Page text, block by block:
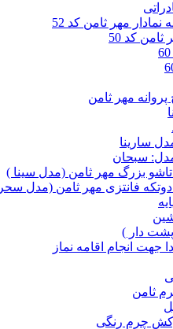
مهر ثامن کد 52
کد 50
مهر ثامن
سارینا
سبحان
بزرگ مهر ثامن (مدل سینا )
فانتزی مهر ثامن (مدل
دار )
جهت انجام اقامه نماز
ثامن
چرم رنگی